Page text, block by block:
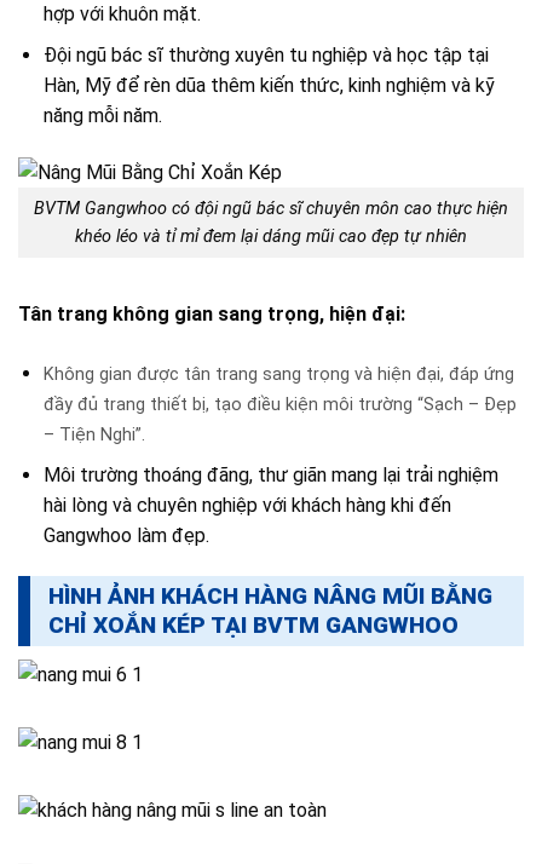
hợp với khuôn mặt.
Đội ngũ bác sĩ thường xuyên tu nghiệp và học tập tại
Hàn, Mỹ để rèn dũa thêm kiến thức, kinh nghiệm và kỹ
năng mỗi năm.
BVTM Gangwhoo có đội ngũ bác sĩ chuyên môn cao thực hiện
khéo léo và tỉ mỉ đem lại dáng mũi cao đẹp tự nhiên
Tân trang không gian sang trọng, hiện đại:
Không gian được tân trang sang trọng và hiện đại, đáp ứng
đầy đủ trang thiết bị, tạo điều kiện môi trường “Sạch – Đẹp
– Tiện Nghi”.
Môi trường thoáng đãng, thư giãn mang lại trải nghiệm
hài lòng và chuyên nghiệp với khách hàng khi đến
Gangwhoo làm đẹp.
HÌNH ẢNH KHÁCH HÀNG NÂNG MŨI BẰNG
CHỈ XOẮN KÉP TẠI BVTM GANGWHOO